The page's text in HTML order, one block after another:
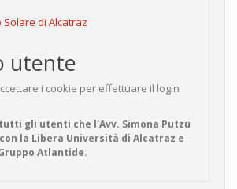
Solare di Alcatraz
utente
i cookie per effettuare il login
gli utenti che l'Avv. Simona Putzu
la Libera Università di Alcatraz e
Atlantide.